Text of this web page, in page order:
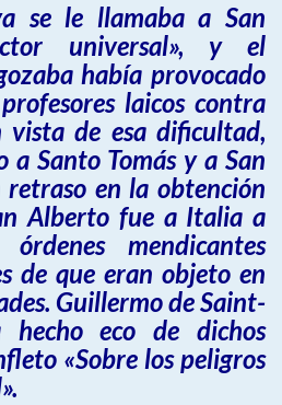
se le llamaba a San
universal», y el
había provocado
laicos contra
vista de esa dificultad,
a Santo Tomás y a San
en la obtención
Alberto fue a Italia a
mendicantes
de que eran objeto en
Guillermo de Saint-
hecho eco de dichos
«Sobre los peligros